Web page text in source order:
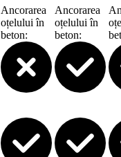
Ancorarea
oțelului în
beton:
Ancorarea
oțelului în
beton: